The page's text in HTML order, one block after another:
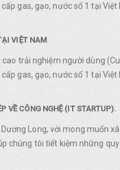
gas, gạo, nước số 1 tại Việt
VIỆT NAM
trải nghiệm người dùng
gas, gạo, nước số 1 tại Việt
VỀ CÔNG NGHỆ (IT STARTUP).
Long, với mong muốn
chúng tôi tiết kiệm những